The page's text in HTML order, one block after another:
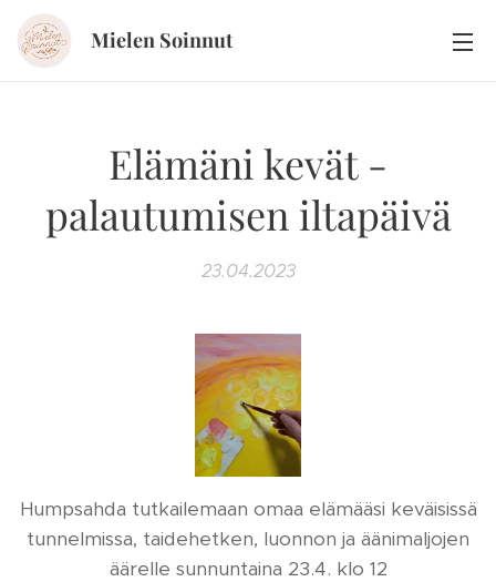
Mielen Soinnut
Elämäni kevät -
palautumisen iltapäivä
23.04.2023
Humpsahda tutkailemaan omaa elämääsi keväisissä
tunnelmissa, taidehetken, luonnon ja äänimaljojen
äärelle sunnuntaina 23.4. klo 12